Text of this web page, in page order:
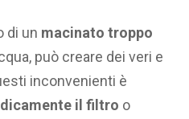
di un macinato troppo
può creare dei veri e
inconvenienti è
il filtro o